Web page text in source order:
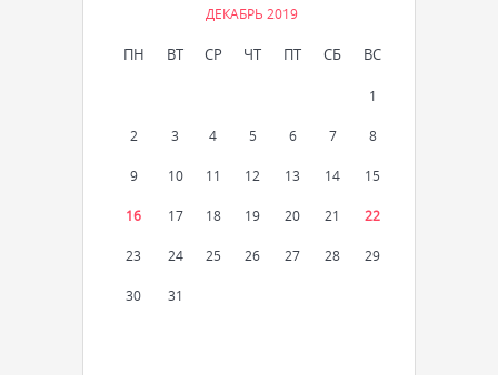
ДЕКАБРЬ 2019
ПН ВТ СР ЧТ ПТ СБ ВС
1
2 3 4 5 6 7 8
9 10 11 12 13 14 15
16 17 18 19 20 21 22
23 24 25 26 27 28 29
30 31